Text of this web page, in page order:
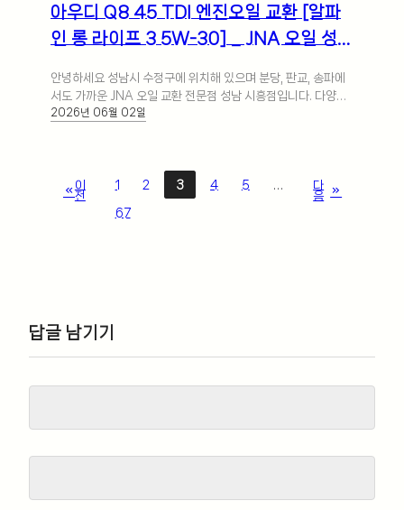
아우디 Q8 45 TDI 엔진오일 교환 [알파
인 롱 라이프 3 5W-30] _ JNA 오일 성남
안녕하세요 성남시 수정구에 위치해 있으며 분당, 판교, 송파에
서도 가까운 JNA 오일 교환 전문점 성남 시흥점입니다. 다양한
글로벌 국내외 자동차 브랜드… 더 보기
2026년 06월 02일
이
전
1 2 3 4 5
67
다
음
답글 남기기